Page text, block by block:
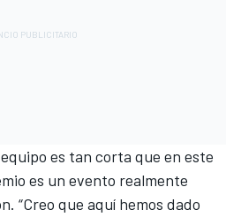
es tan corta que en este
es un evento realmente
“Creo que aquí hemos dado